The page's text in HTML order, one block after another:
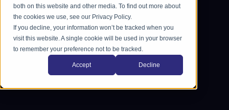
both on this website and other media. To find out more about
the cookies we use, see our Privacy Policy.
If you decline, your information won’t be tracked when you
visit this website. A single cookie will be used in your browser
to remember your preference not to be tracked.
Accept Decline